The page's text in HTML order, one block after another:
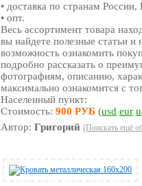
• доставка по странам
• опт.
Весь ассортимент товара
вы найдете полезные статьи
возможность ознакомить
подробно рассказать о
фотографиям, описанию,
максимально ознакомится с
Населенный пункт:
Стоимость:900 РУБ (usd eur
Автор:Григорий (Поискать ещё